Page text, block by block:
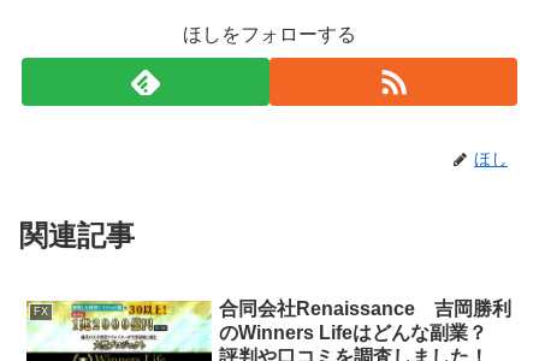
ほしをフォローする
ほし
関連記事
FX
合同会社Renaissance 吉岡勝利
のWinners Lifeはどんな副業？